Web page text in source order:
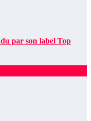
par son label Top